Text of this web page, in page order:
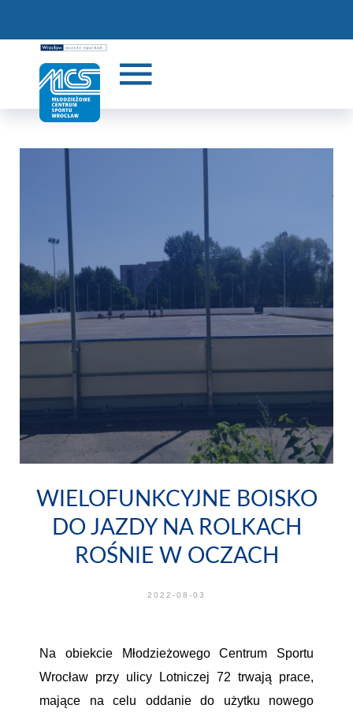
WIELOFUNKCYJNE BOISKO
DO JAZDY NA ROLKACH
ROŚNIE W OCZACH
2022-08-03
Na obiekcie Młodzieżowego Centrum Sportu
Wrocław przy ulicy Lotniczej 72 trwają prace,
mające na celu oddanie do użytku nowego